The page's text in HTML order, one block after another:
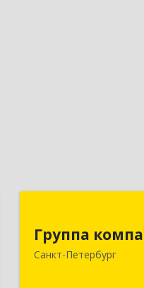
Группа
Санкт-Петербург
191119, Санкт-
Муниципальный